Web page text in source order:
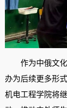
作为中俄文
办为后续更多形
机电工程学院将